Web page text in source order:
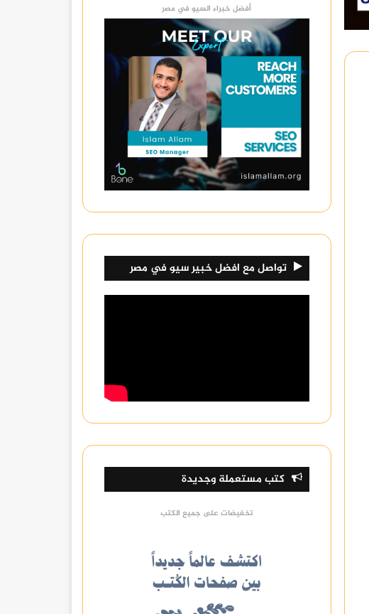
أفضل خبراء السيو في مصر
تواصل مع افضل خبير سيو في مصر
كتب مستعملة وجديدة
تخفيضات على جميع الكتب